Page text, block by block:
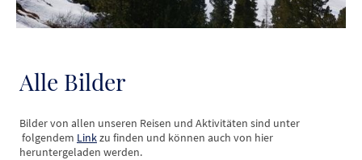
Alle Bilder
Bilder von allen unseren Reisen und Aktivitäten sind unter
folgendem Linkzu finden und können auch von hier
heruntergeladen werden.